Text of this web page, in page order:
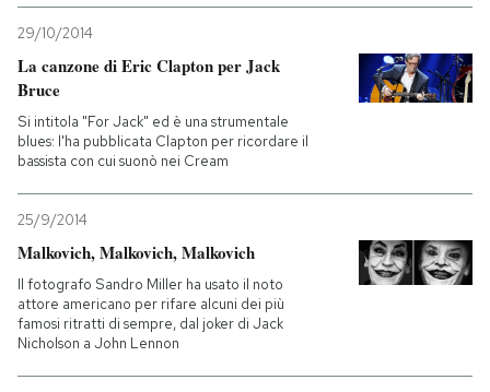
29/10/2014
La canzone di Eric Clapton per Jack
Bruce
Si intitola "For Jack" ed è una strumentale
blues: l'ha pubblicata Clapton per ricordare il
bassista con cui suonò nei Cream
25/9/2014
Malkovich, Malkovich, Malkovich
Il fotografo Sandro Miller ha usato il noto
attore americano per rifare alcuni dei più
famosi ritratti di sempre, dal joker di Jack
Nicholson a John Lennon